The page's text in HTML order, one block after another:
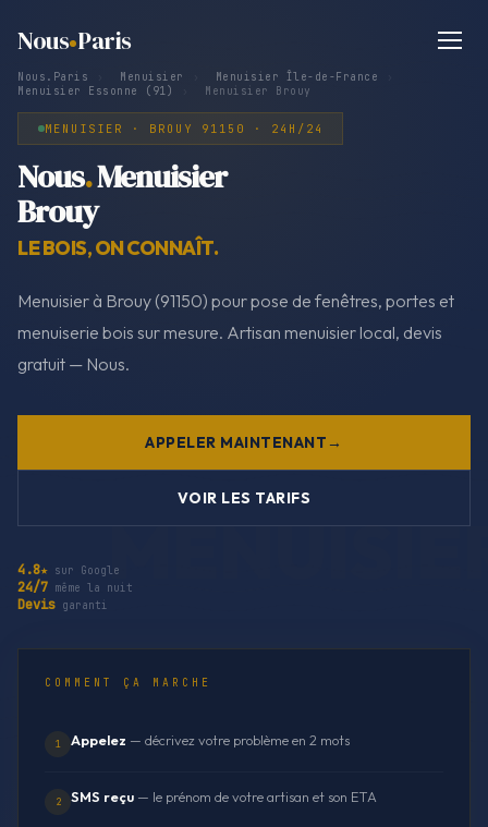
Nous Paris
Nous.Paris Menuisier Menuisier Île-de-France
Menuisier Essonne (91)
Menuisier Brouy
MENUISIER · BROUY 91150 · 24H/24
Nous.Menuisier
Brouy
LE BOIS, ON CONNAÎT.
Menuisier à Brouy (91150) pour pose de fenêtres, portes et
menuiserie bois sur mesure. Artisan menuisier local, devis
gratuit — Nous.
APPELER MAINTENANT
VOIR LES TARIFS
4.8★ sur Google
24/7 même la nuit
Devis garanti
COMMENT ÇA MARCHE
1 Appelez — décrivez votre problème en 2 mots
2 SMS reçu — le prénom de votre artisan et son ETA